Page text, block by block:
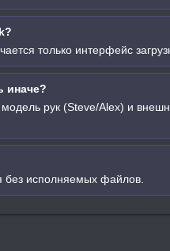
только интерфейс
иначе?
рук (Steve/Alex) и
без исполняемых файлов.